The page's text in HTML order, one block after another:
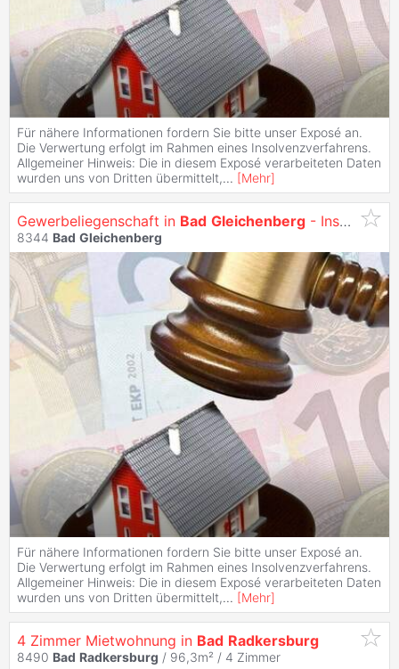
Für nähere Informationen fordern Sie bitte unser Exposé an.
Die Verwertung erfolgt im Rahmen eines Insolvenzverfahrens.
Allgemeiner Hinweis: Die in diesem Exposé verarbeiteten Daten
wurden uns von Dritten übermittelt,... [Mehr]
Gewerbeliegenschaft in Bad Gleichenberg - Insolvenzverfahren
8344 Bad Gleichenberg
Für nähere Informationen fordern Sie bitte unser Exposé an.
Die Verwertung erfolgt im Rahmen eines Insolvenzverfahrens.
Allgemeiner Hinweis: Die in diesem Exposé verarbeiteten Daten
wurden uns von Dritten übermittelt,... [Mehr]
4 Zimmer Mietwohnung in Bad Radkersburg
8490 Bad Radkersburg / 96,3m² / 4 Zimmer